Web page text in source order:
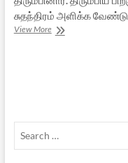
சுதந்திரம் அளிக்க
View Moreஇந்திய